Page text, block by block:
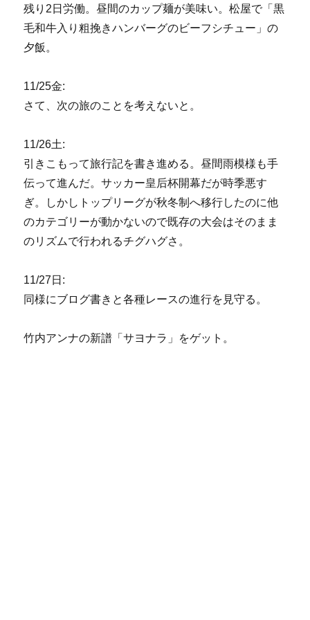
残り2日労働。昼間のカップ麺が美味い。松屋で「黒
毛和牛入り粗挽きハンバーグのビーフシチュー」の
夕飯。
11/25金:
さて、次の旅のことを考えないと。
11/26土:
引きこもって旅行記を書き進める。昼間雨模様も手
伝って進んだ。サッカー皇后杯開幕だが時季悪す
ぎ。しかしトップリーグが秋冬制へ移行したのに他
のカテゴリーが動かないので既存の大会はそのまま
のリズムで行われるチグハグさ。
11/27日:
同様にブログ書きと各種レースの進行を見守る。
竹内アンナの新譜「サヨナラ」をゲット。